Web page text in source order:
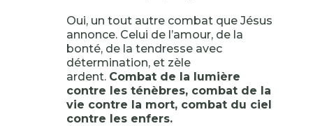
Oui, un tout autre combat que Jésus
annonce. Celui de l’amour, de la
bonté, de la tendresse avec
détermination, et zèle
ardent. Combat de la lumière
contre les ténèbres, combat de la
vie contre la mort, combat du ciel
contre les enfers.